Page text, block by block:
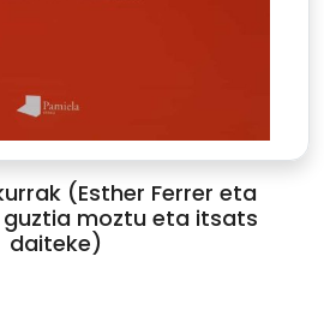
(Esther Ferrer eta
moztu eta itsats
daiteke)